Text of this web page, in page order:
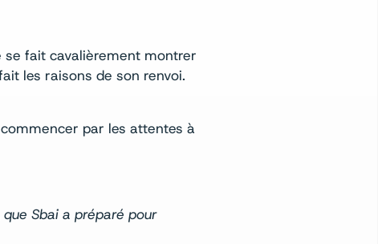
se fait cavalièrement montrer
les raisons de son renvoi.
par les attentes à
Sbai a préparé pour